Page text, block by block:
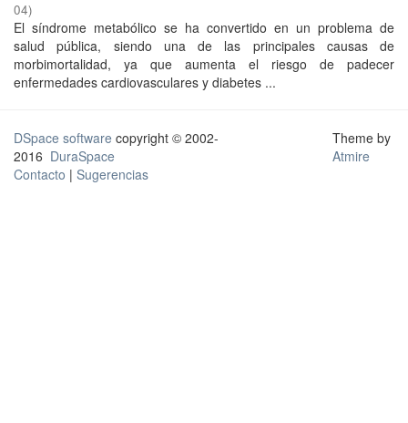
04)
El síndrome metabólico se ha convertido en un problema de
salud pública, siendo una de las principales causas de
morbimortalidad, ya que aumenta el riesgo de padecer
enfermedades cardiovasculares y diabetes ...
DSpace software copyright © 2002-
2016 DuraSpace
Contacto | Sugerencias
Theme by
Atmire